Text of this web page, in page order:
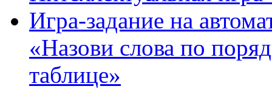
Игра-задание на
«Назови слова по
таблице»